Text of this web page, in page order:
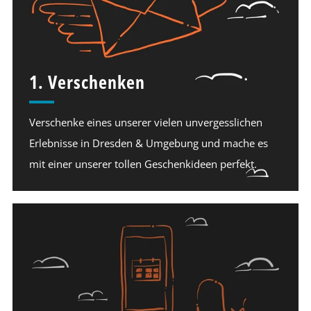
1. Verschenken
Verschenke eines unserer vielen unvergesslichen
Erlebnisse in Dresden & Umgebung und mache es
mit einer unserer tollen Geschenkideen perfekt.